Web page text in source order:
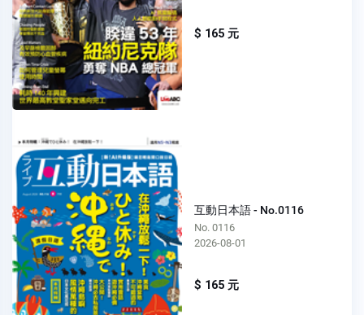
$ 165 元
互動日本語 - No.0116
No. 0116
2026-08-01
$ 165 元